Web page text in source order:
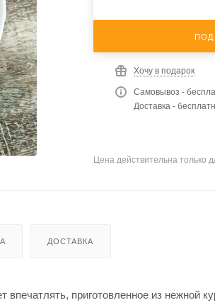
ПОД
Хочу в подарок
Самовывоз -
Доставка -
Цена действительна только
ДОСТАВКА
приготовленное из нежной